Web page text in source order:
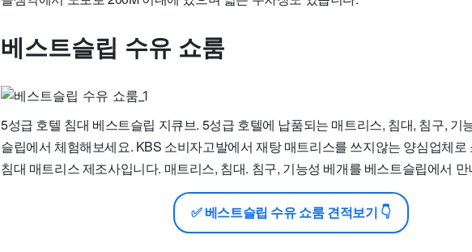
베스트슬립 수유 쇼룸
5성급 호텔 침대 베스트슬립 지큐브. 5성급 호텔에 납품되는 매트리스, 침대, 침구, 기
슬립에서 체험해보세요. KBS 소비자고발에서 재탕 매트리스를 쓰지않는 양심업체로
침대 매트리스 제조사입니다. 매트리스, 침대. 침구, 기능성 베개를 베스트슬립에서
✅ 베스트슬립 수유 쇼룸 견적보기 👇